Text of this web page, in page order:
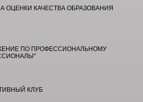
ОЦЕНКИ КАЧЕСТВА ОБРАЗОВАНИЯ
ПО ПРОФЕССИОНАЛЬНОМУ
КЛУБ